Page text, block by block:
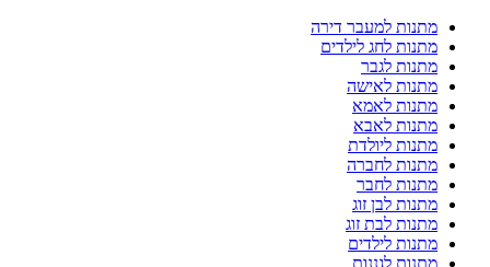
מתנות למעבר דירה
מתנות לחג לילדים
מתנות לגבר
מתנות לאישה
מתנות לאמא
מתנות לאבא
מתנות ליולדת
מתנות לחברה
מתנות לחבר
מתנות לבן זוג
מתנות לבת זוג
מתנות לילדים
מתנות לגננות